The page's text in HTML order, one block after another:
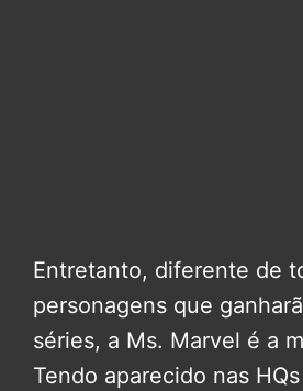
Entretanto, diferente de
personagens que
séries, a Ms. Marvel é a
Tendo aparecido nas